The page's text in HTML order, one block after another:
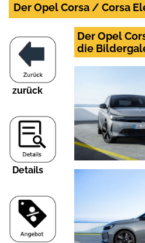
Der Opel Corsa / Corsa
zurück
Details
Der Opel
die